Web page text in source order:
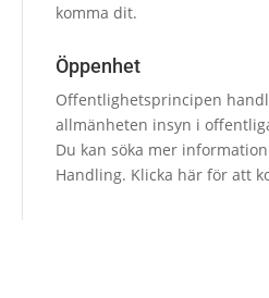
komma dit.
Öppenhet
Offentlighetsprincipen
allmänheten insyn i
Du kan söka mer
Handling. Klicka här för att